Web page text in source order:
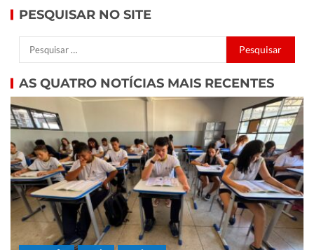
PESQUISAR NO SITE
AS QUATRO NOTÍCIAS MAIS RECENTES